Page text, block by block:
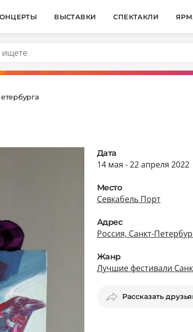
ВЫСТАВКИ СПЕКТАКЛИ
Дата
14 мая - 22 апреля 2022
Место
Севкабель Порт
Адрес
Россия, Санкт-
Жанр
Лучшие фестивали
Рассказать